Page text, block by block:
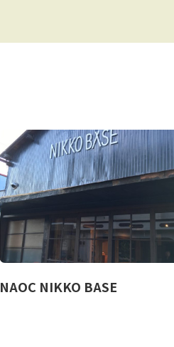
NAOC NIKKO BASE